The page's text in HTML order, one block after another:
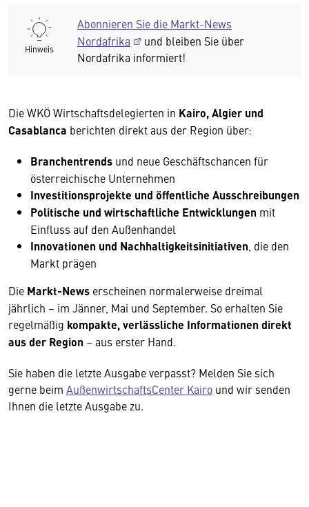
Hinweis
Abonnieren Sie die Markt-News
Nordafrika
und bleiben Sie über
Nordafrika informiert!
Die WKÖ Wirtschaftsdelegierten in Kairo, Algier und
Casablanca berichten direkt aus der Region über:
Branchentrends und neue Geschäftschancen für
österreichische Unternehmen
Investitionsprojekte und öffentliche Ausschreibungen
Politische und wirtschaftliche Entwicklungen mit
Einfluss auf den Außenhandel
Innovationen und Nachhaltigkeitsinitiativen , die den
Markt prägen
Die Markt-News erscheinen normalerweise dreimal
jährlich – im Jänner, Mai und September. So erhalten Sie
regelmäßig kompakte, verlässliche Informationen direkt
aus der Region – aus erster Hand.
Sie haben die letzte Ausgabe verpasst? Melden Sie sich
gerne beim AußenwirtschaftsCenter Kairo und wir senden
Ihnen die letzte Ausgabe zu.